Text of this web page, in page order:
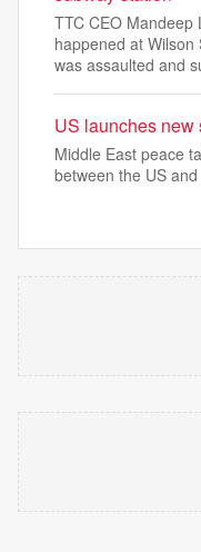
TTC CEO Mandeep
happened at
was assaulted and
US launches new
Middle East peace
between the US